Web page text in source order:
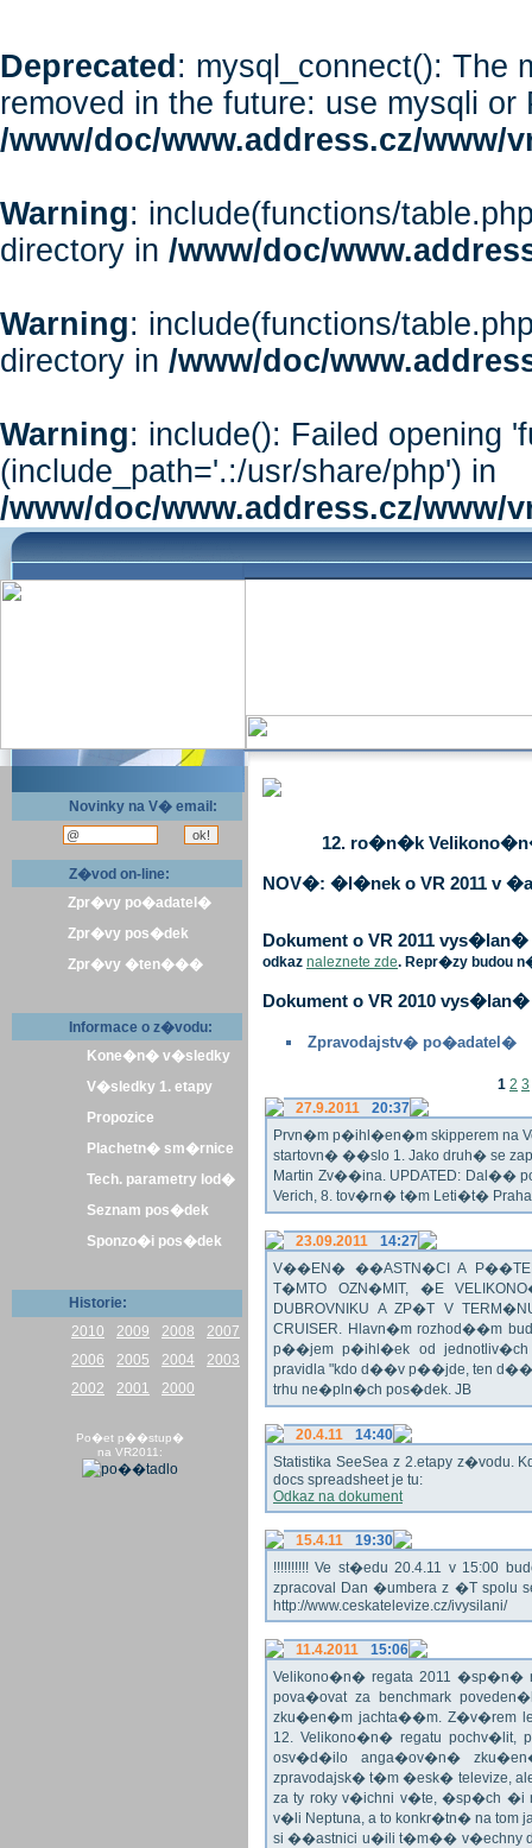
Deprecated : mysql_connect(): The
removed in the future: use mysqli or
/www/doc/www.address.cz/www/
Warning: include(functions/
directory in /www/doc/
Warning: include(functions/
directory in /www/doc/
Warning: include(): Failed opening
(include_path='.:/usr/share/php') in
/www/doc/www.address.cz/www/
Novinky na V� email:
Z�vod on-line:
Zpr�vy po�adatel�
Zpr�vy pos�dek
Zpr�vy �ten���
Informace o z�vodu:
Kone�n� v�sledky
V�sledky 1. etapy
Propozice
Plachetn� sm�rnice
Tech. parametry lod�
Seznam pos�dek
Sponzo�i pos�dek
Historie:
2010
2009 2008
2007
2006
2005 2004
2003
2002
2001 2000
Po�et p��stup�
na VR2011:
12. ro�n�k
NOV�: �l�nek o VR 2011 v
Dokument o VR 2011
odkaz naleznete zde. Repr�zy budou
Dokument o VR 2010
Zpravodajstv� po�adatel�
1 2 3
27.9.2011
20:37
Prvn�m p�ihl�en�m skipperem na
startovn� ��slo 1. Jako druh� se
Martin Zv��ina. UPDATED: Dal��
Verich, 8. tov�rn� t�m Leti�t� Praha
23.09.2011
14:27
V��EN� ��ASTN�CI A
T�MTO OZN�MIT, �E
DUBROVNIKU A ZP�T V
CRUISER. Hlavn�m rozhod��m
p��jem p�ihl�ek od
pravidla "kdo d��v p��jde, ten
trhu ne�pln�ch pos�dek. JB
20.4.11
14:40
Statistika SeeSea z 2.etapy z�vodu.
docs spreadsheet je tu:
Odkaz na dokument
15.4.11
19:30
!!!!!!!!!! Ve st�edu 20.4.11 v 15:00
zpracoval Dan �umbera z �T spolu
http://www.ceskatelevize.cz/ivysilani/
11.4.2011
15:06
Velikono�n� regata 2011 �sp�n�
pova�ovat za benchmark
zku�en�m jachta��m. Z�v�rem
12. Velikono�n� regatu
osv�d�ilo anga�ov�n�
zpravodajsk� t�m �esk� televize,
za ty roky v�ichni v�te, �sp�ch
v�li Neptuna, a to konkr�tn� na tom
si ��astnici u�ili t�m�� v�echny